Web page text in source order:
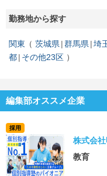
勤務地から探す
関東 茨城県 群馬県 埼
都 その他23区
編集部オススメ企業
採用
株式会
教育